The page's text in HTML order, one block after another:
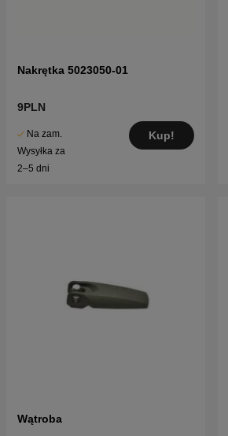
Nakrętka 5023050-01
9PLN
Na zam.
Wysyłka za
2–5 dni
Kup!
Wątroba